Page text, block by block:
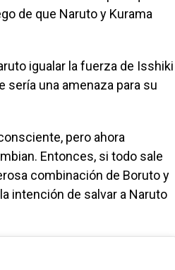
de que Naruto y Kurama
igualar la fuerza de Isshiki
sería una amenaza para su
pero ahora
Entonces, si todo sale
combinación de Boruto y
intención de salvar a Naruto